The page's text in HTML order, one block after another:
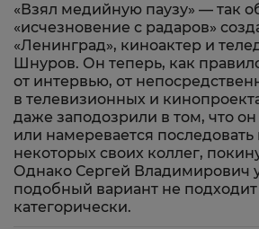
«Взял медийную паузу» — так
«исчезновение с радаров»
«Ленинград», киноактер и
Шнуров. Он теперь, как
от интервью, от
в телевизионных и
даже заподозрили в том, что
или намеревается
некоторых своих коллег,
Однако Сергей Владимирович
подобный вариант не
категорически.